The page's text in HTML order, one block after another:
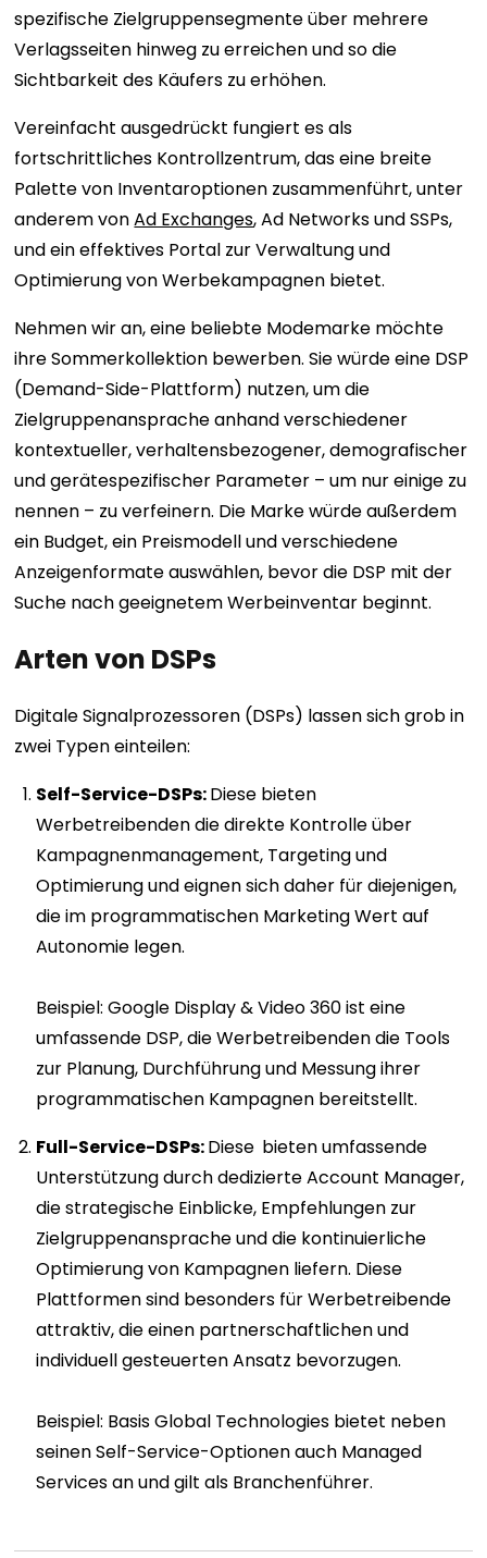
spezifische Zielgruppensegmente über mehrere
Verlagsseiten hinweg zu erreichen und so die
Sichtbarkeit des Käufers zu erhöhen.
Vereinfacht ausgedrückt fungiert es als
fortschrittliches Kontrollzentrum, das eine breite
Palette von Inventaroptionen zusammenführt, unter
anderem vonAd Exchanges, Ad Networks und SSPs,
und ein effektives Portal zur Verwaltung und
Optimierung von Werbekampagnen bietet.
Nehmen wir an, eine beliebte Modemarke möchte
ihre Sommerkollektion bewerben. Sie würde eine DSP
(Demand-Side-Plattform) nutzen, um die
Zielgruppenansprache anhand verschiedener
kontextueller, verhaltensbezogener, demografischer
und gerätespezifischer Parameter – um nur einige zu
nennen – zu verfeinern. Die Marke würde außerdem
ein Budget, ein Preismodell und verschiedene
Anzeigenformate auswählen, bevor die DSP mit der
Suche nach geeignetem Werbeinventar beginnt.
Arten von DSPs
Digitale Signalprozessoren (DSPs) lassen sich grob in
zwei Typen einteilen:
Self-Service-DSPs:Diese bieten
Werbetreibenden die direkte Kontrolle über
Kampagnenmanagement, Targeting und
Optimierung und eignen sich daher für diejenigen,
die im programmatischen Marketing Wert auf
Autonomie legen.
Beispiel: Google Display & Video 360 ist eine
umfassende DSP, die Werbetreibenden die Tools
zur Planung, Durchführung und Messung ihrer
programmatischen Kampagnen bereitstellt.
Full-Service-DSPs:Diese bieten umfassende
Unterstützung durch dedizierte Account Manager,
die strategische Einblicke, Empfehlungen zur
Zielgruppenansprache und die kontinuierliche
Optimierung von Kampagnen liefern. Diese
Plattformen sind besonders für Werbetreibende
attraktiv, die einen partnerschaftlichen und
individuell gesteuerten Ansatz bevorzugen.
Beispiel: Basis Global Technologies bietet neben
seinen Self-Service-Optionen auch Managed
Services an und gilt als Branchenführer.